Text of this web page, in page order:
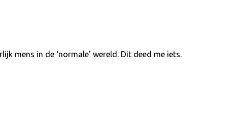
mens in de ‘normale’ wereld. Dit deed me iets.